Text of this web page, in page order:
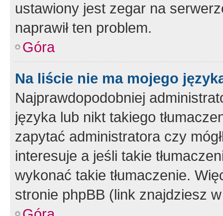
ustawiony jest zegar na
naprawił ten problem.
Góra
Na liście nie ma mojego
Najprawdopodobniej
języka lub nikt takiego
zapytać administratora czy
interesuje a jeśli takie
wykonać takie tłumaczenie.
stronie phpBB (link znajdziesz